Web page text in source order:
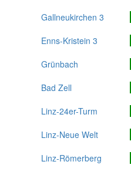
Gallneukirchen 3
Enns-Kristein 3
Grünbach
Bad Zell
Linz-24er-Turm
Linz-Neue Welt
Linz-Römerberg